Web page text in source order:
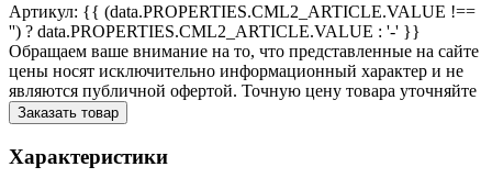
Артикул: {{ (data.PROPERTIES.CML2_ARTICLE.VALUE !==
'') ? data.PROPERTIES.CML2_ARTICLE.VALUE : '-' }}
Обращаем ваше внимание на то, что представленные на сайте
цены носят исключительно информационный характер и не
являются публичной офертой. Точную цену товара уточняйте
Заказать товар
Характеристики